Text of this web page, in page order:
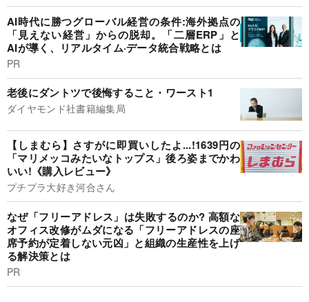
AI時代に勝つグローバル経営の条件:海外拠点の
「見えない経営」からの脱却。「二層ERP」と
AIが導く、リアルタイム·データ統合戦略とは
PR
老後にダントツで後悔すること・ワースト1
ダイヤモンド社書籍編集局
【しまむら】さすがに即買いしたよ...!1639円の
「マリメッコみたいなトップス」後ろ姿までかわ
いい!《購入レビュー》
プチプラ大好き河合さん
なぜ「フリーアドレス」は失敗するのか? 高額な
オフィス改修がムダになる「フリーアドレスの座
席予約が定着しない元凶」と組織の生産性を上げ
る解決策とは
PR